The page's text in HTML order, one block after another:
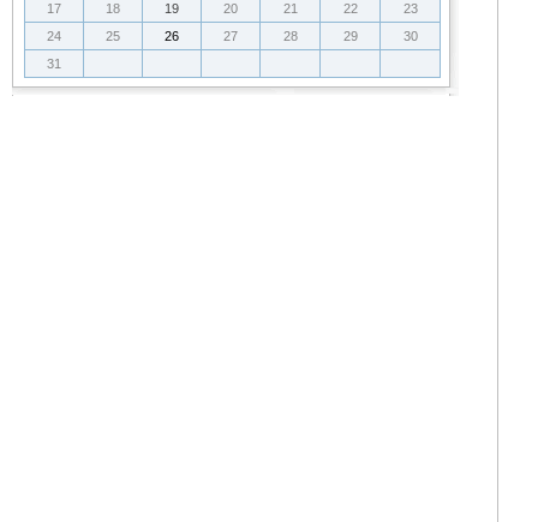
17
18 19 20 21 22
23
24
25 26 27 28 29
30
31